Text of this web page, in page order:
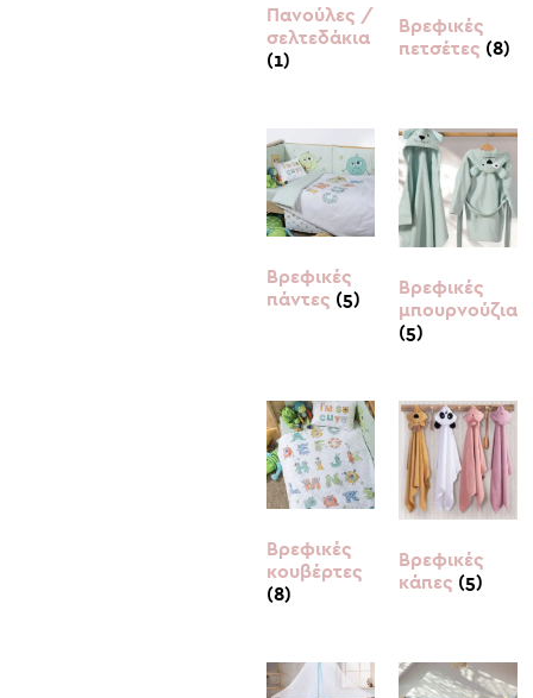
Πανούλες /
σελτεδάκια
(1)
Βρεφικές
πετσέτες (8)
Βρεφικές
πάντες (5)
Βρεφικές
μπουρνούζια
(5)
Βρεφικές
κουβέρτες
(8)
Βρεφικές
κάπες (5)